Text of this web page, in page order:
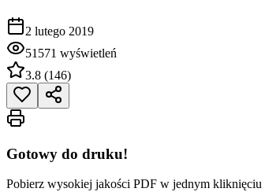
2 lutego 2019
51571 wyświetleń
3.8 (146)
Gotowy do druku!
Pobierz wysokiej jakości PDF w jednym kliknięciu